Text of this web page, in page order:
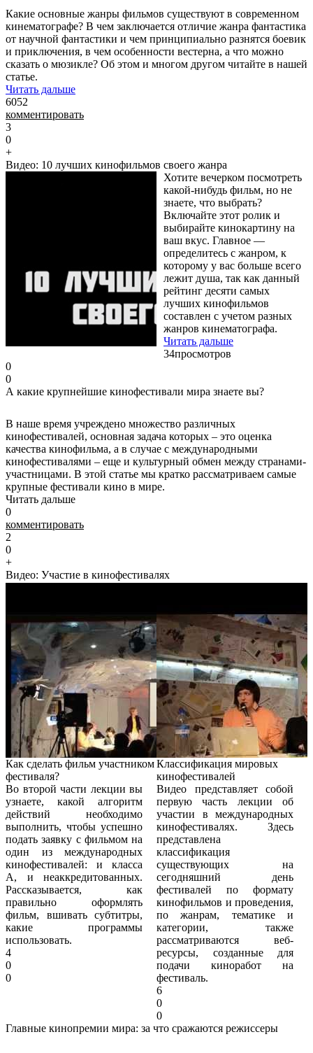
Какие основные жанры фильмов существуют в современном
кинематографе? В чем заключается отличие жанра фантастика
от научной фантастики и чем принципиально разнятся боевик
и приключения, в чем особенности вестерна, а что можно
сказать о мюзикле? Об этом и многом другом читайте в нашей
статье.
Читать дальше
6052
комментировать
3
0
+
Видео: 10 лучших кинофильмов своего жанра
Хотите вечерком посмотреть
какой-нибудь фильм, но не
знаете, что выбрать?
Включайте этот ролик и
выбирайте кинокартину на
ваш вкус. Главное —
определитесь с жанром, к
которому у вас больше всего
лежит душа, так как данный
рейтинг десяти самых
лучших кинофильмов
составлен с учетом разных
жанров кинематографа.
Читать дальше
34просмотров
0
0
А какие крупнейшие кинофестивали мира знаете вы?
В наше время учреждено множество различных
кинофестивалей, основная задача которых – это оценка
качества кинофильма, а в случае с международными
кинофестивалями – еще и культурный обмен между странами-
участницами. В этой статье мы кратко рассматриваем самые
крупные фестивали кино в мире.
Читать дальше
0
комментировать
2
0
+
Видео: Участие в кинофестивалях
Как сделать фильм участником
фестиваля?
Во второй части лекции вы
узнаете, какой алгоритм
действий необходимо
выполнить, чтобы успешно
подать заявку с фильмом на
один из международных
кинофестивалей: и класса
А, и неаккредитованных.
Рассказывается, как
правильно оформлять
фильм, вшивать субтитры,
какие программы
использовать.
4
0
0
Классификация мировых
кинофестивалей
Видео представляет собой
первую часть лекции об
участии в международных
кинофестивалях. Здесь
представлена
классификация
существующих на
сегодняшний день
фестивалей по формату
кинофильмов и проведения,
по жанрам, тематике и
категории, также
рассматриваются веб-
ресурсы, созданные для
подачи киноработ на
фестиваль.
6
0
0
Главные кинопремии мира: за что сражаются режиссеры